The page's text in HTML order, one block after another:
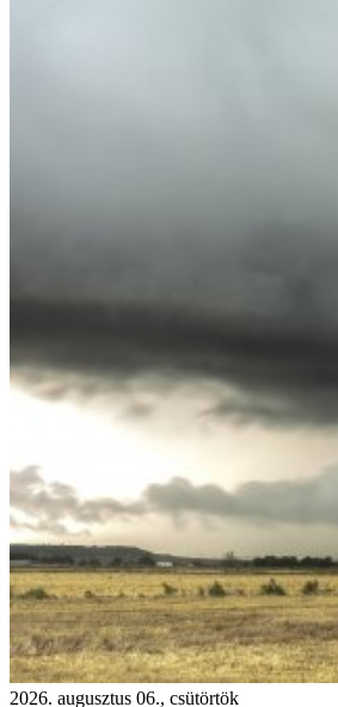
2026. augusztus 06., csütörtök